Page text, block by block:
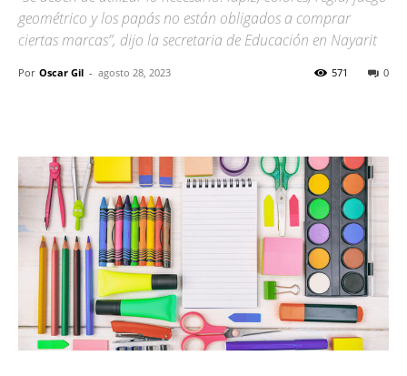
geométrico y los papás no están obligados a comprar
ciertas marcas”, dijo la secretaria de Educación en Nayarit
Por Oscar Gil - agosto 28, 2023 0
571